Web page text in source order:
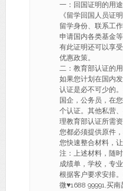
一：回国证明的用途
《留学回国人员证
留学身份、联系工
申请国内各类基金
有此证明还可以享
优惠政策。
二：教育部认证的用
如果您计划在国内
认证是必不可少的
国企，公务员，在
个认证。其他私营
理教育部认证所需
您都必须提供原件
您快速整合材料，让
注：上述材料，随
成绩单，学校，专
根据客户要求安排
微♥1688 99991,买